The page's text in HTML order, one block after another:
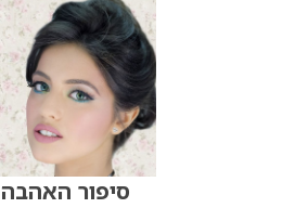
סיפור האהבה